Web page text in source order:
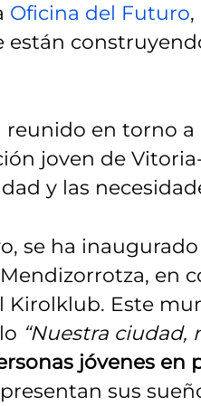
Oficina del Futuro
están
reunido en torno
joven de
y las
se ha
en
Kirolklub. Este
“Nuestra
jóvenes en
sus